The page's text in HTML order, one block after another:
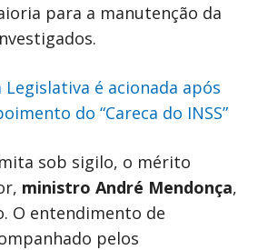
para a manutenção da
Legislativa é acionada após
do “Careca do INSS”
sob sigilo, o mérito
ministro André Mendonça,
O entendimento de
pelos